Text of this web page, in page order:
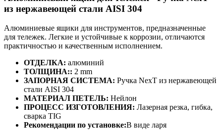
из нержавеющей стали AISI 304
Алюминиевые ящики для инструментов, предназначенные
для тележек. Легкие и устойчивые к коррозии, отличаются
практичностью и качественным исполнением.
ОТДЕЛКА: алюминий
ТОЛЩИНА:: 2 mm
ЗАПОРНАЯ СИСТЕМА: Ручка NexT из нержавеющей
стали AISI 304
МАТЕРИАЛ ПЕТЕЛЬ: Нейлон
ПРОЦЕСС ИЗГОТОВЛЕНИЯ: Лазерная резка, гибка,
сварка TIG
Рекомендации по установке:В виде ларя